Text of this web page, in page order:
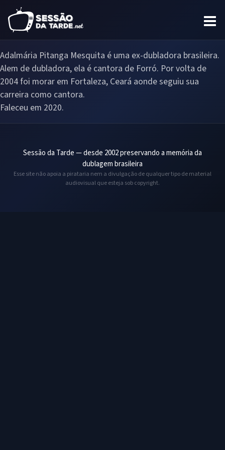
Adalmária Pitanga Mesquita é uma ex-dubladora brasileira.
Alem de dubladora, ela é cantora de Forró. Por volta de
2004 foi morar em Fortaleza, Ceará aonde seguiu sua
carreira como cantora.
Faleceu em 2020.
Sessão da Tarde — desde 2002 preservando a memória da
dublagem brasileira
Esse site não apoia a pirataria nem a divulgação de qualquer tipo de material
audiovisual que esteja sob copyright.